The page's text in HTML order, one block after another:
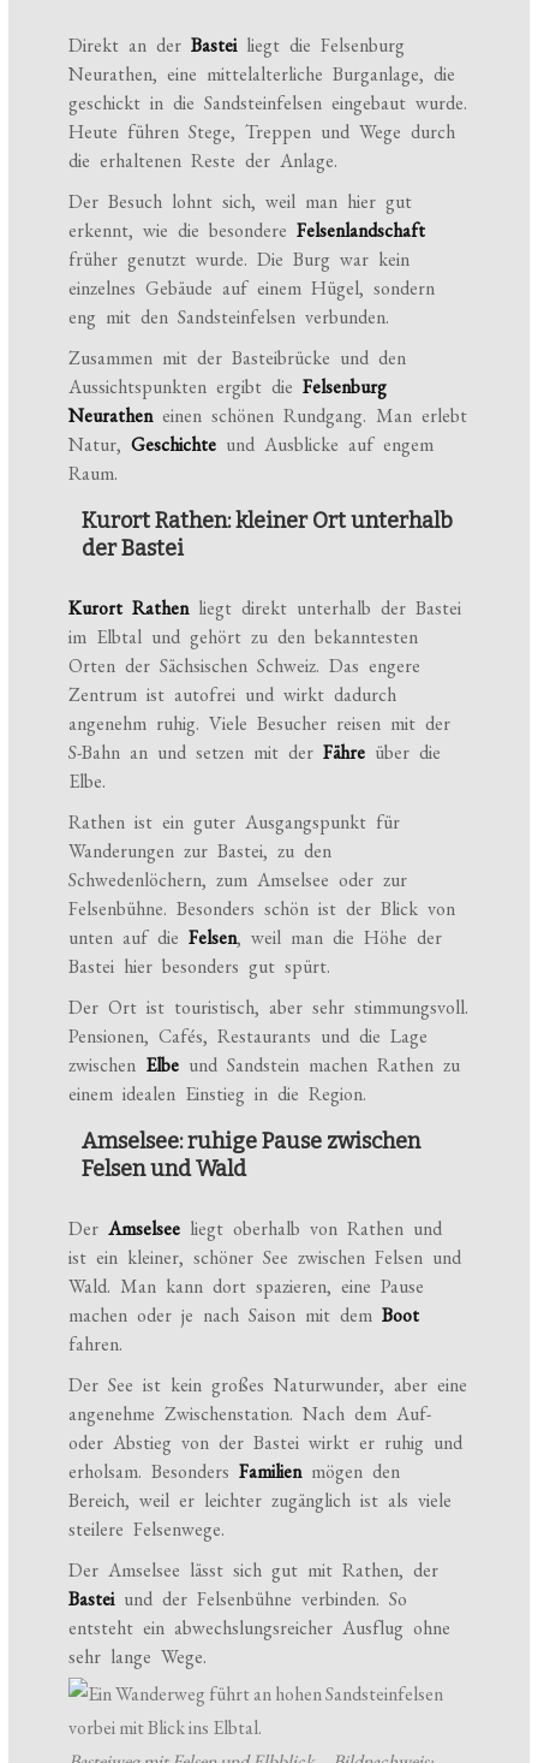
Direkt an derBasteiliegt die Felsenburg
Neurathen, eine mittelalterliche Burganlage, die
geschickt in die Sandsteinfelsen eingebaut wurde.
Heute führen Stege, Treppen und Wege durch
die erhaltenen Reste der Anlage.
Der Besuch lohnt sich, weil man hier gut
erkennt, wie die besondereFelsenlandschaft
früher genutzt wurde. Die Burg war kein
einzelnes Gebäude auf einem Hügel, sondern
eng mit den Sandsteinfelsen verbunden.
Zusammen mit der Basteibrücke und den
Aussichtspunkten ergibt dieFelsenburg
Neuratheneinen schönen Rundgang. Man erlebt
Natur,Geschichte und Ausblicke auf engem
Raum.
Kurort Rathen: kleiner Ort unterhalb
der Bastei
Kurort Rathenliegt direkt unterhalb der Bastei
im Elbtal und gehört zu den bekanntesten
Orten der Sächsischen Schweiz. Das engere
Zentrum ist autofrei und wirkt dadurch
angenehm ruhig. Viele Besucher reisen mit der
S-Bahn an und setzen mit derFähre über die
Elbe.
Rathen ist ein guter Ausgangspunkt für
Wanderungen zur Bastei, zu den
Schwedenlöchern, zum Amselsee oder zur
Felsenbühne. Besonders schön ist der Blick von
unten auf dieFelsen, weil man die Höhe der
Bastei hier besonders gut spürt.
Der Ort ist touristisch, aber sehr stimmungsvoll.
Pensionen, Cafés, Restaurants und die Lage
zwischen Elbe und Sandstein machen Rathen zu
einem idealen Einstieg in die Region.
Amselsee: ruhige Pause zwischen
Felsen und Wald
DerAmselsee liegt oberhalb von Rathen und
ist ein kleiner, schöner See zwischen Felsen und
Wald. Man kann dort spazieren, eine Pause
machen oder je nach Saison mit demBoot
fahren.
Der See ist kein großes Naturwunder, aber eine
angenehme Zwischenstation. Nach dem Auf-
oder Abstieg von der Bastei wirkt er ruhig und
erholsam. BesondersFamilienmögen den
Bereich, weil er leichter zugänglich ist als viele
steilere Felsenwege.
Der Amselsee lässt sich gut mit Rathen, der
Basteiund der Felsenbühne verbinden. So
entsteht ein abwechslungsreicher Ausflug ohne
sehr lange Wege.